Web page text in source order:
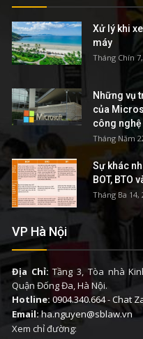
Xử lý khi
máy
Tháng Chín
Những vụ
của
công nghệ
Tháng Năm
Sự khác
BOT, BTO
Tháng Ba 14,
VP Hà Nội
Địa Chỉ: Tầng 3, Tòa nhà
Quận Đống Đa, Hà Nội.
Hotline: 0904.340.664-Chat
Email:ha.nguyen@sblaw.vn
Xem chỉ đường: